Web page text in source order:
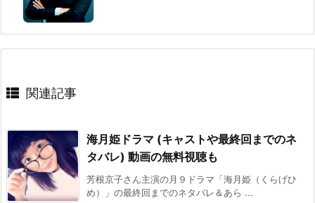
関連記事
海月姫ドラマ (キャストや最終回までのネ
タバレ) 動画の無料視聴も
芳根京子さん主演の月９ドラマ「海月姫（くらげひ
め）」の最終回までのネタバレ＆あら ...